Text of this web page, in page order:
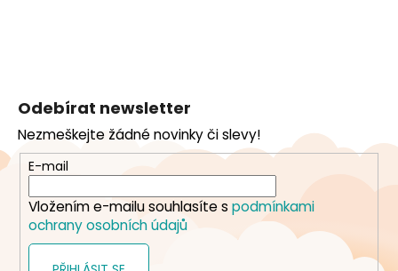
a
t
Odebírat newsletter
Nezmeškejte žádné novinky či slevy!
E-mail
Vložením e-mailu souhlasíte s podmínkami
ochrany osobních údajů